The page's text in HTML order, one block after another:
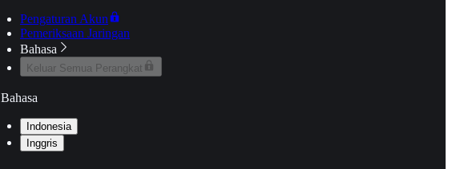
Pengaturan Akun
Pemeriksaan Jaringan
Bahasa
Keluar Semua Perangkat
Bahasa
Indonesia
Inggris